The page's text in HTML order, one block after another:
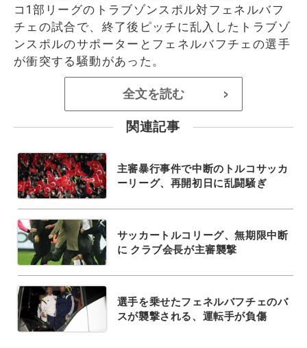
コ1部リーグのトラブゾンスポル対フェネルバフ
チェの試合で、終了後ピッチに乱入したトラブゾ
ンスポルのサポーターとフェネルバフチェの選手
が衝突する騒動があった。
全文を読む >
関連記事
主審暴行事件で中断のトルコサッカ
ーリーグ、再開初日に乱闘騒ぎ
サッカートルコリーグ、無期限中断
に クラブ会長が主審襲撃
選手を乗せたフェネルバフチェのバ
スが襲撃される、運転手が負傷